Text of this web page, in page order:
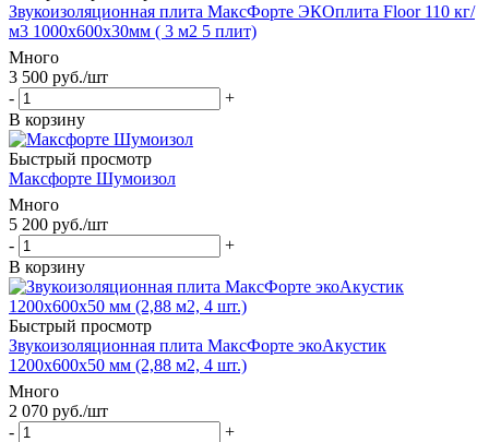
Звукоизоляционная плита МаксФорте ЭКОплита Floor 110 кг/
м3 1000х600х30мм ( 3 м2 5 плит)
Много
3 500 руб./шт
-
+
В корзину
Быстрый просмотр
Максфорте Шумоизол
Много
5 200 руб./шт
-
+
В корзину
Быстрый просмотр
Звукоизоляционная плита МаксФорте экоАкустик
1200х600х50 мм (2,88 м2, 4 шт.)
Много
2 070 руб./шт
-
+